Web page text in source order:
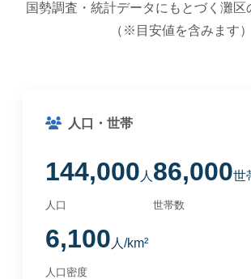
国勢調査・統計データにもとづく灘区
（※目安値を含みます）
人口・世帯
144,000 人
人口
86,000世
世帯数
6,100 人/km²
人口密度